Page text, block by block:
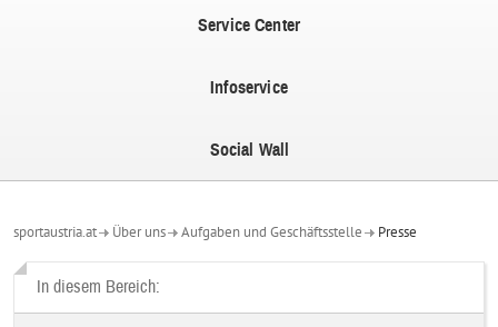
Service Center
Infoservice
Social Wall
sportaustria.at Über uns Aufgaben und Geschäftsstelle Presse
In diesem Bereich: